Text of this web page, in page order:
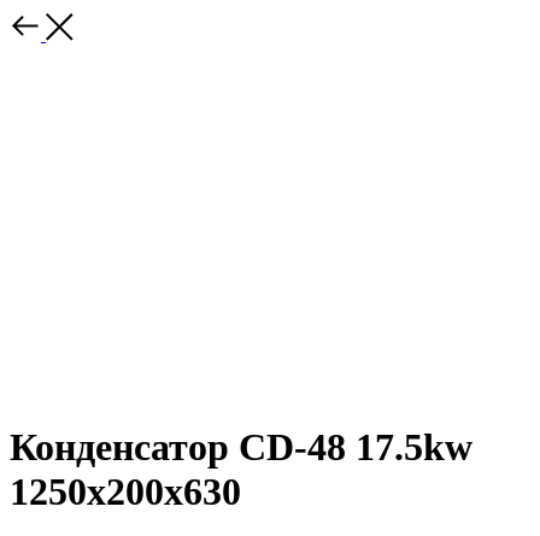
Конденсатор CD-48 17.5kw
1250x200x630